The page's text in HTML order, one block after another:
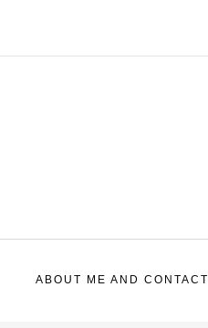
ABOUT ME AND CONTACT